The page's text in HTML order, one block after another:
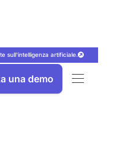
sull'intelligenza artificiale.
una demo